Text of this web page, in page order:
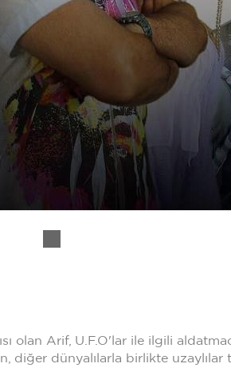
olan Arif, U.F.O'lar ile ilgili
diğer dünyalılarla birlikte uzaylılar